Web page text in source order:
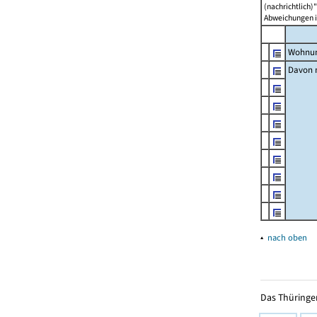
Abweichungen
Davon
▴ nach oben
Das